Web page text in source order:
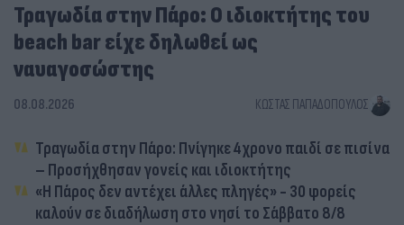
Τραγωδία στην Πάρο: Ο ιδιοκτήτης του
beach bar είχε δηλωθεί ως
ναυαγοσώστης
08.08.2026 ΚΏΣΤΑΣ ΠΑΠΑΔΌΠΟΥΛΟΣ
Τραγωδία στην Πάρο: Πνίγηκε 4χρονο παιδί σε πισίνα
– Προσήχθησαν γονείς και ιδιοκτήτης
«Η Πάρος δεν αντέχει άλλες πληγές» - 30 φορείς
καλούν σε διαδήλωση στο νησί το Σάββατο 8/8